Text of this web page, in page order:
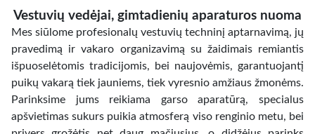
Vestuvių vedėjai, gimtadienių aparaturos nuoma
Mes siūlome profesionalų vestuvių techninį aptarnavimą, jų
pravedimą ir vakaro organizavimą su žaidimais remiantis
išpuoselėtomis tradicijomis, bei naujovėmis, garantuojantį
puikų vakarą tiek jauniems, tiek vyresnio amžiaus žmonėms.
Parinksime jums reikiama garso aparatūrą, specialus
apšvietimas sukurs puikia atmosferą viso renginio metu, bei